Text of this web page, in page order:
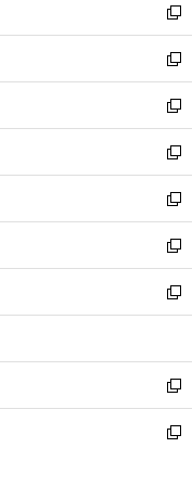
で
開
く
ド
ウ
で
開
く
ィ
ン
ド
ウ
で
開
く
い
ウ
ィ
ン
ド
ウ
で
開
く
新
し
い
ウ
ィ
ン
ド
ウ
で
開
く
新
し
い
ウ
ィ
ン
ド
ウ
で
開
く
新
し
い
ウ
ィ
ン
ド
ウ
で
開
新
し
い
ウ
ィ
ン
ド
ウ
開
く
新
し
い
ウ
ィ
ン
ウ
で
開
く
新
し
い
ウ
ン
ド
ウ
で
新
し
ウ
ィ
ン
ド
新
し
い
新